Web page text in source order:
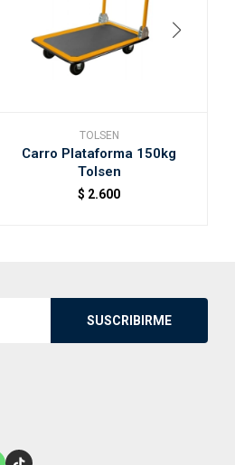
TOLSEN
Carro Plataforma 150kg
Tolsen
$ 2.600
SUSCRIBIRME